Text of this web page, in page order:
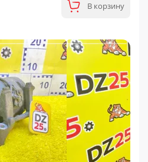
В корзину